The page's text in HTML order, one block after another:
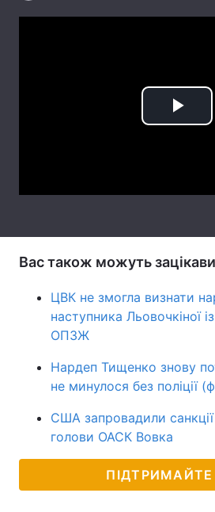
Послуги
Play
Вас також можуть
ЦВК не змогла визнати
наступника Льовочкіної
ОПЗЖ
Нардеп Тищенко знову
не минулося без поліції
США запровадили
голови ОАСК Вовка